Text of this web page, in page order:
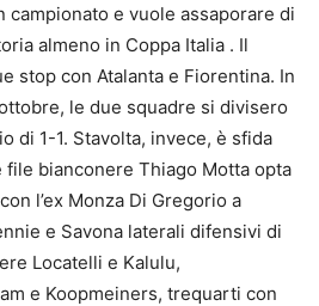
campionato e vuole assaporare di
almeno in Coppa Italia . Il
stop con Atalanta e Fiorentina. In
le due squadre si divisero
di 1-1. Stavolta, invece, è sfida
bianconere Thiago Motta opta
l’ex Monza Di Gregorio a
e Savona laterali difensivi di
Locatelli e Kalulu,
e Koopmeiners, trequarti con